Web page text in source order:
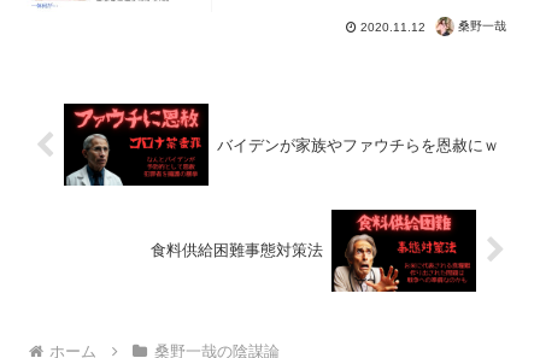
「バイデン」の名前「私、昨日午前中
2020.11.12 桑野一哉
バイデンが家族やファウチらを恩赦にｗ
食料供給困難事態対策法
ホーム 桑野一哉の陰謀論